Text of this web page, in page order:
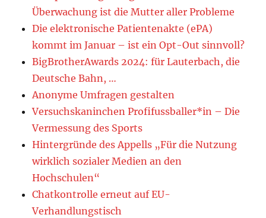
Überwachung ist die Mutter aller Probleme
Die elektronische Patientenakte (ePA)
kommt im Januar – ist ein Opt-Out sinnvoll?
BigBrotherAwards 2024: für Lauterbach, die
Deutsche Bahn, …
Anonyme Umfragen gestalten
Versuchskaninchen Profifussballer*in – Die
Vermessung des Sports
Hintergründe des Appells „Für die Nutzung
wirklich sozialer Medien an den
Hochschulen“
Chatkontrolle erneut auf EU-
Verhandlungstisch